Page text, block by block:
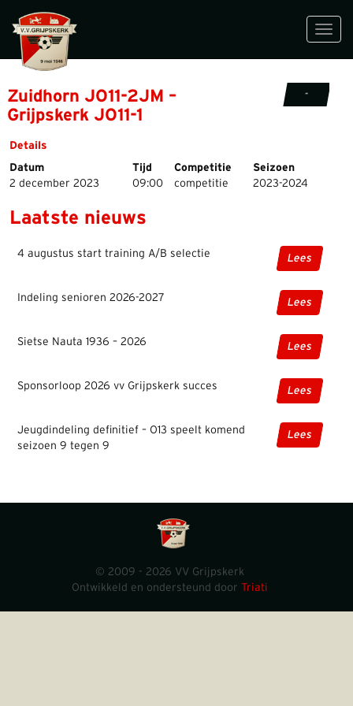
Zuidhorn JO11-2JM –
Grijpskerk JO11-1
-
Details
Datum
Tijd Competitie
Seizoen
2 december 2023
09:00 competitie 2023-2024
Laatste nieuws
4 augustus start training A/B selectie Lees
Indeling senioren 2026-2027 Lees
Sietse Nauta 1936 – 2026 Lees
Sponsorloop 2026 vv Grijpskerk succes Lees
Jeugdindeling definitief – O13 speelt komend
seizoen 9 tegen 9
Lees
© 2009 - 2026 VV Grijpskerk
Ontwikkeld en ondersteund door Triati